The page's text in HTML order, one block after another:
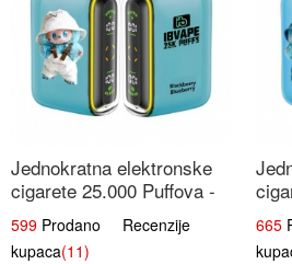
Jednokratna elektronske
cigarete 25.000 Puffova -
Kupina & Borovnica |
Šumska Voćna Mješavina
599 Prodano Recenzije
kupaca(11)
665